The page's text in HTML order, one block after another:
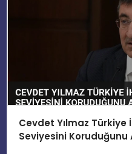
Cevdet Yılmaz Türkiye
Seviyesini Koruduğunu